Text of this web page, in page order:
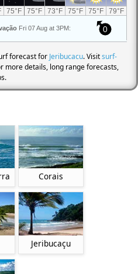
forecast for Jeribucacu. Visitsurf-
more details, long range forecasts,
Corais
Jeribucaçu